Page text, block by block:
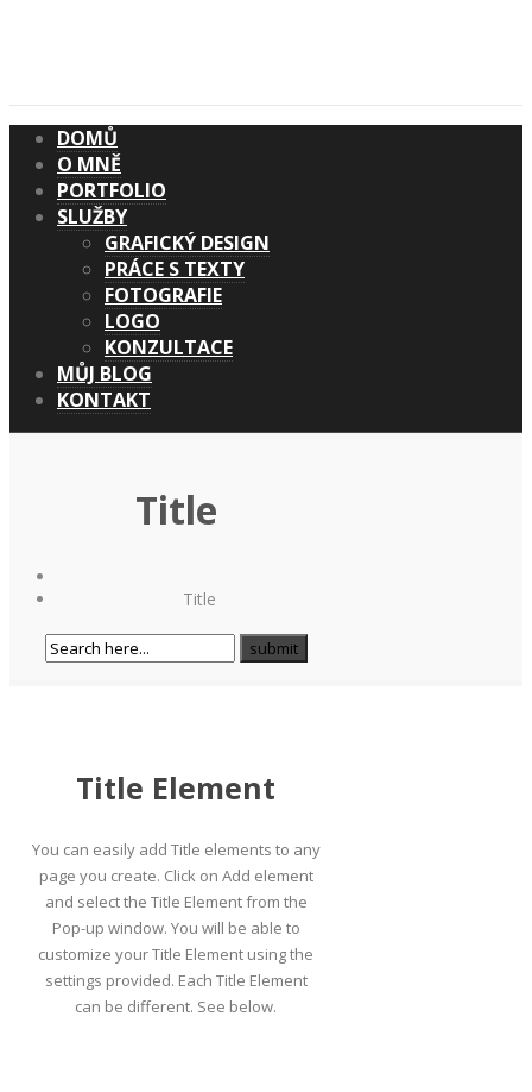
DOMŮ
O MNĚ
PORTFOLIO
SLUŽBY
GRAFICKÝ DESIGN
PRÁCE S TEXTY
FOTOGRAFIE
LOGO
KONZULTACE
MŮJ BLOG
KONTAKT
Title
Title
Title Element
You can easily add Title elements to any
page you create. Click on Add element
and select the Title Element from the
Pop-up window. You will be able to
customize your Title Element using the
settings provided. Each Title Element
can be different. See below.